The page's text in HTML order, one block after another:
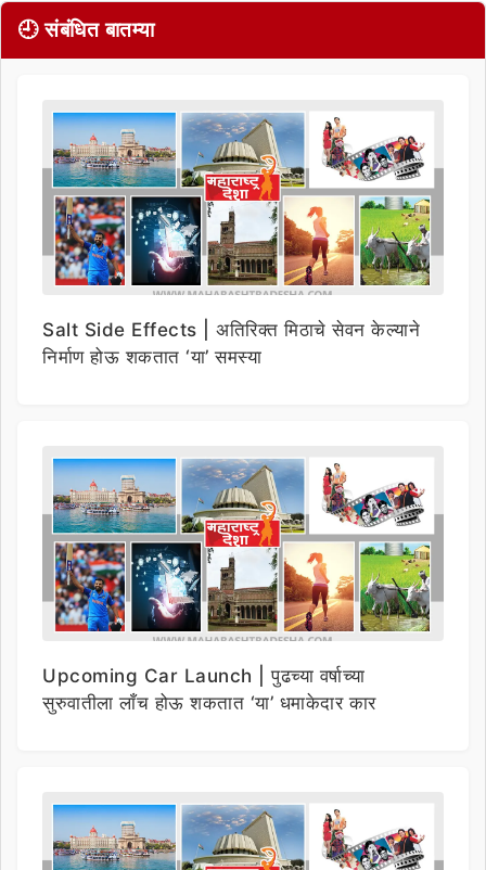
🕘 संबंधित बातम्या
Salt Side Effects | अतिरिक्त मिठाचे सेवन केल्याने
निर्माण होऊ शकतात ‘या’ समस्या
Upcoming Car Launch | पुढच्या वर्षाच्या
सुरुवातीला लाँच होऊ शकतात ‘या’ धमाकेदार कार